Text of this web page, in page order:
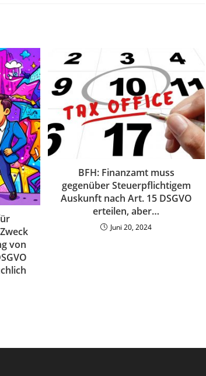
von
BFH: Finanzamt muss
gegenüber Steuerpflichtigem
Auskunft nach Art. 15 DSGVO
erteilen, aber…
Juni 20, 2024